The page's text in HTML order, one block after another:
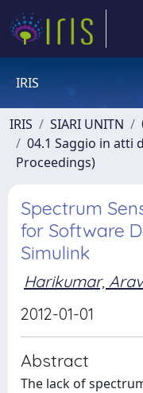
IRIS
IRIS SIARI UNITN
04.1 Saggio in atti
Proceedings)
Spectrum
for Software
Simulink
Harikumar,
2012-01-01
Abstract
The lack of